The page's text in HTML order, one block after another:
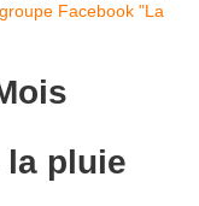
groupe Facebook "La
la pluie